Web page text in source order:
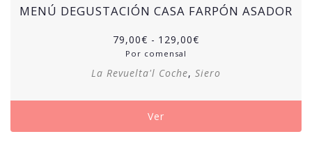
MENÚ DEGUSTACIÓN CASA FARPÓN ASADOR
79,00€ - 129,00€
desde
hasta
Por comensal
La Revuelta'l Coche, Siero
Ver